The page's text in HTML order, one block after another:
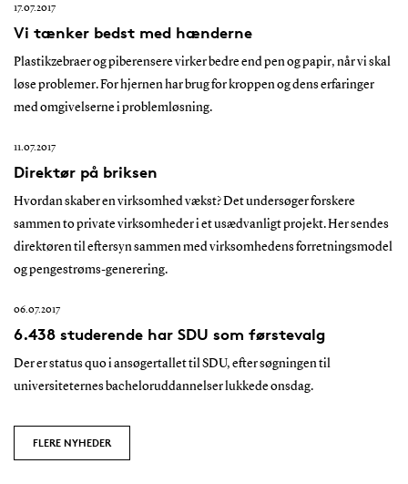
17.07.2017
Vi tænker bedst med hænderne
Plastikzebraer og piberensere virker bedre end pen og papir, når vi skal
løse problemer. For hjernen har brug for kroppen og dens erfaringer
med omgivelserne i problemløsning.
11.07.2017
Direktør på briksen
Hvordan skaber en virksomhed vækst? Det undersøger forskere
sammen to private virksomheder i et usædvanligt projekt. Her sendes
direktøren til eftersyn sammen med virksomhedens forretningsmodel
og pengestrøms-generering.
06.07.2017
6.438 studerende har SDU som førstevalg
Der er status quo i ansøgertallet til SDU, efter søgningen til
universiteternes bacheloruddannelser lukkede onsdag.
FLERE NYHEDER